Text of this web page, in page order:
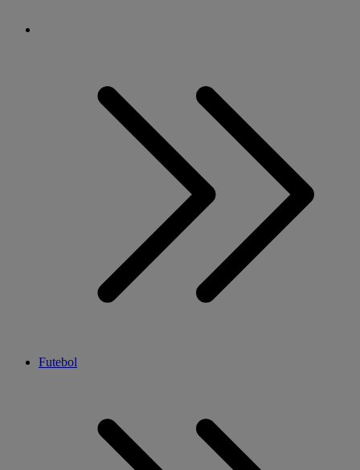
Futebol